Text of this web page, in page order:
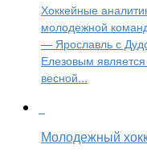
Хоккейные
молодежной
— Ярославль с
Елезовым
весной...
Молодежный